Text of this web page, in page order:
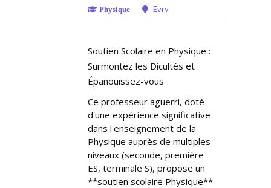
Physique Evry
Soutien Scolaire en Physique :
Surmontez les Difficultés et
Épanouissez-vous
Ce professeur aguerri, doté
d'une expérience significative
dans l'enseignement de la
Physique auprès de multiples
niveaux (seconde, première
ES, terminale S), propose un
**soutien scolaire Physique**